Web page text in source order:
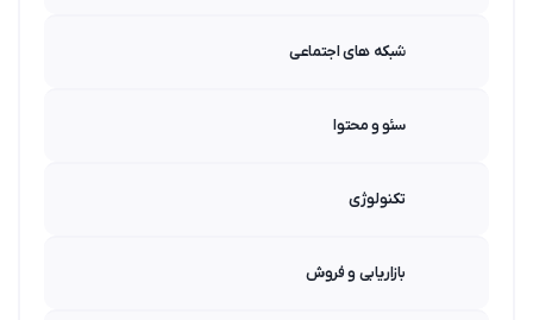
شبکه های اجتماعی
سئو و محتوا
تکنولوژی
بازاریابی و فروش